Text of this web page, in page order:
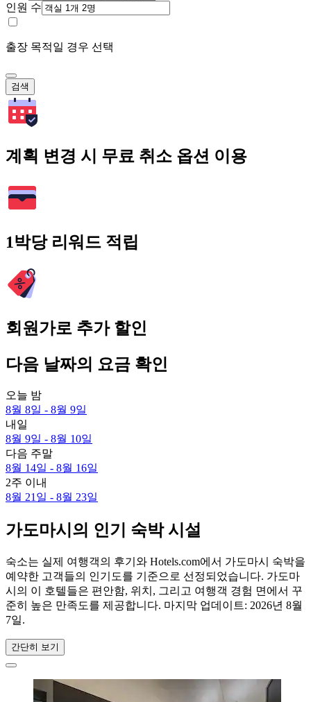
인원 수
출장 목적일 경우 선택
검색
계획 변경 시 무료 취소 옵션 이용
1박당 리워드 적립
회원가로 추가 할인
다음 날짜의 요금 확인
오늘 밤
8월 8일 - 8월 9일
내일
8월 9일 - 8월 10일
다음 주말
8월 14일 - 8월 16일
2주 이내
8월 21일 - 8월 23일
가도마시의 인기 숙박 시설
숙소는 실제 여행객의 후기와 Hotels.com에서 가도마시 숙박을
예약한 고객들의 인기도를 기준으로 선정되었습니다. 가도마
시의 이 호텔들은 편안함, 위치, 그리고 여행객 경험 면에서 꾸
준히 높은 만족도를 제공합니다. 마지막 업데이트: 2026년 8월
7일.
간단히 보기